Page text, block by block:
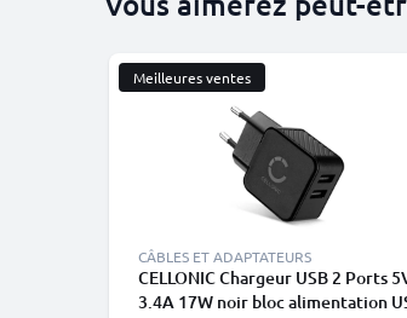
Meilleures ventes
CÂBLES ET ADAPTATEURS
CELLONIC Chargeur USB 2 Ports
3.4A 17W noir bloc alimentation